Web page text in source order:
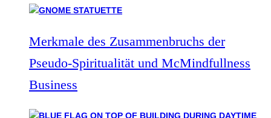
Merkmale des Zusammenbruchs der
Pseudo-Spiritualität und McMindfullness
Business